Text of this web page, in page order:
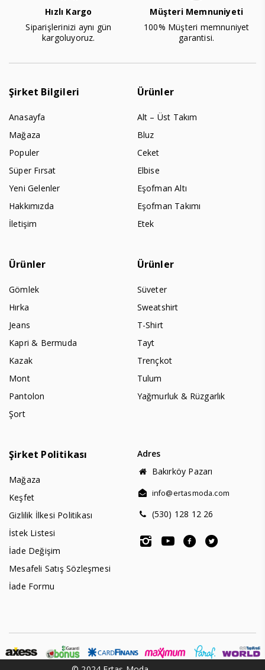
Hızlı Kargo
Siparişlerinizi aynı gün
kargoluyoruz.
Müşteri Memnuniyeti
100% Müşteri memnuniyet
garantisi.
Şirket Bilgileri
Anasayfa
Mağaza
Populer
Süper Fırsat
Yeni Gelenler
Hakkımızda
İletişim
Ürünler
Alt – Üst Takım
Bluz
Ceket
Elbise
Eşofman Altı
Eşofman Takımı
Etek
Ürünler
Gömlek
Hırka
Jeans
Kapri & Bermuda
Kazak
Mont
Pantolon
Şort
Ürünler
Süveter
Sweatshirt
T-Shirt
Tayt
Trençkot
Tulum
Yağmurluk & Rüzgarlık
Şirket Politikası
Mağaza
Keşfet
Gizlilik İlkesi Politikası
İstek Listesi
İade Değişim
Mesafeli Satış Sözleşmesi
İade Formu
Adres
Bakırköy Pazarı
info@ertasmoda.com
(530) 128 12 26